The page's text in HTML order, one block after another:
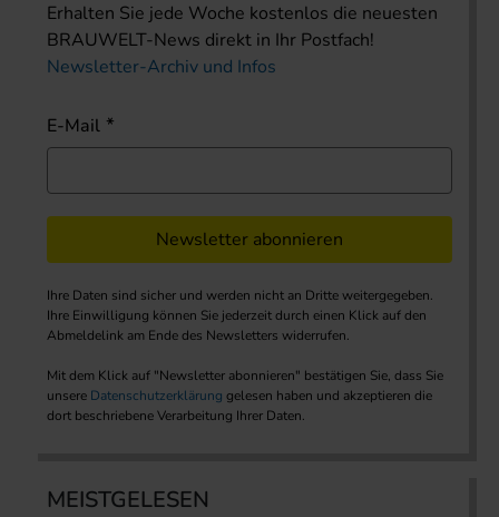
Erhalten Sie jede Woche kostenlos die neuesten
BRAUWELT-News direkt in Ihr Postfach!
Newsletter-Archiv und Infos
E-Mail
Newsletter abonnieren
Ihre Daten sind sicher und werden nicht an Dritte weitergegeben.
Ihre Einwilligung können Sie jederzeit durch einen Klick auf den
Abmeldelink am Ende des Newsletters widerrufen.
Mit dem Klick auf "Newsletter abonnieren" bestätigen Sie, dass Sie
unsere Datenschutzerklärung gelesen haben und akzeptieren die
dort beschriebene Verarbeitung Ihrer Daten.
MEISTGELESEN